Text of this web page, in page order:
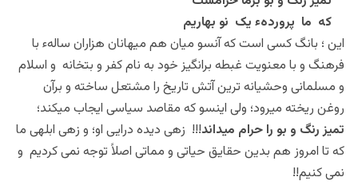
که ما پروردهء یک نو بهاریم
این ؛ بانگ کسی است که آنسو میان هم میهانان هزاران سالهء با
فرهنگ و با معنویت غبطه برانگیز خود به نام کفر و بتخانه و اسلام
و مسلمانی وحشیانه ترین آتش تاریخ را مشتعل ساخته و برآن
روغن ریخته میرود؛ ولی اینسو که مقاصد سیاسی ایجاب میکند؛
تمیز رنگ و بو را حرام میداند!!! زهی دیده درایی او؛ و زهی ابلهی ما
که تا امروز هم بدین حقایق حیاتی و مماتی اصلاً توجه نمی کردیم و
نمی کنیم!!